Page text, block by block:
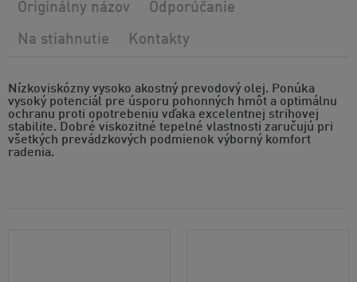
Nízkoviskózny vysoko akostný prevodový olej. Ponúka
vysoký potenciál pre úsporu pohonných hmôt a optimálnu
ochranu proti opotrebeniu vďaka excelentnej strihovej
stabilite. Dobré viskozitné tepelné vlastnosti zaručujú pri
všetkých prevádzkových podmienok výborný komfort
radenia.
Originálny názov Odporúčanie
Na stiahnutie Kontakty